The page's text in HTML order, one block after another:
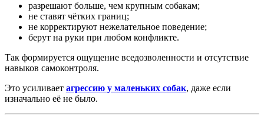
разрешают больше, чем крупным собакам;
не ставят чётких границ;
не корректируют нежелательное поведение;
берут на руки при любом конфликте.
Так формируется ощущение вседозволенности и отсутствие
навыков самоконтроля.
Это усиливает агрессию у маленьких собак, даже если
изначально её не было.